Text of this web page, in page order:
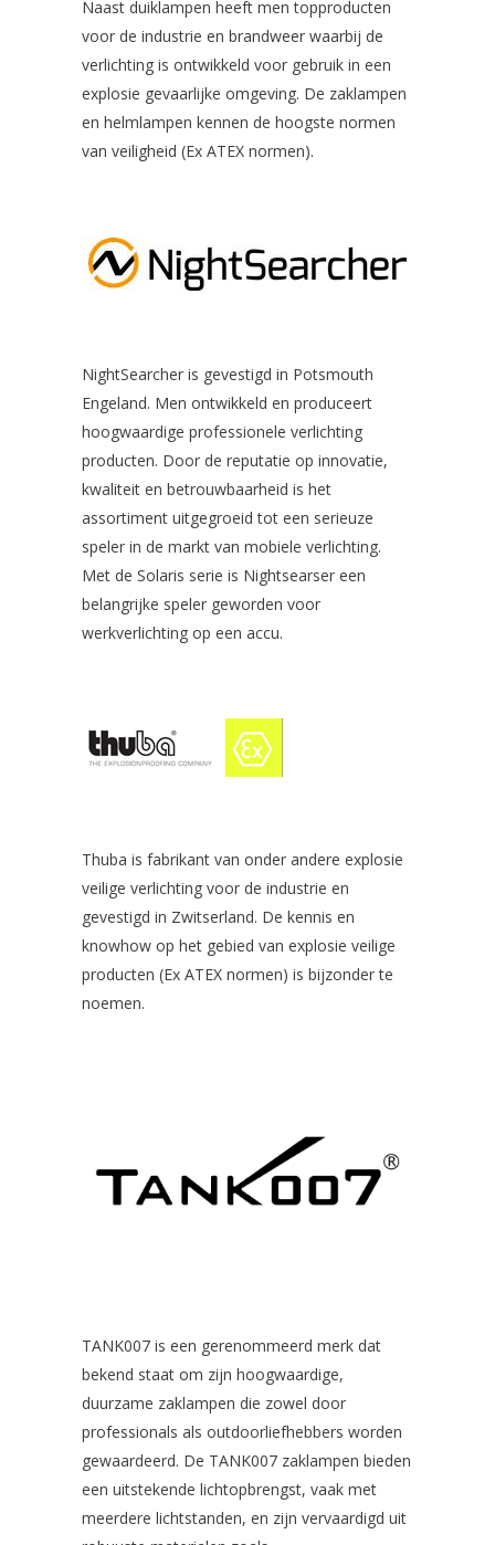
Naast duiklampen heeft men topproducten
voor de industrie en brandweer waarbij de
verlichting is ontwikkeld voor gebruik in een
explosie gevaarlijke omgeving. De zaklampen
en helmlampen kennen de hoogste normen
van veiligheid (Ex ATEX normen).
NightSearcher is gevestigd in Potsmouth
Engeland. Men ontwikkeld en produceert
hoogwaardige professionele verlichting
producten. Door de reputatie op innovatie,
kwaliteit en betrouwbaarheid is het
assortiment uitgegroeid tot een serieuze
speler in de markt van mobiele verlichting.
Met de Solaris serie is Nightsearser een
belangrijke speler geworden voor
werkverlichting op een accu.
Thuba is fabrikant van onder andere explosie
veilige verlichting voor de industrie en
gevestigd in Zwitserland. De kennis en
knowhow op het gebied van explosie veilige
producten (Ex ATEX normen) is bijzonder te
noemen.
TANK007 is een gerenommeerd merk dat
bekend staat om zijn hoogwaardige,
duurzame zaklampen die zowel door
professionals als outdoorliefhebbers worden
gewaardeerd. De TANK007 zaklampen bieden
een uitstekende lichtopbrengst, vaak met
meerdere lichtstanden, en zijn vervaardigd uit